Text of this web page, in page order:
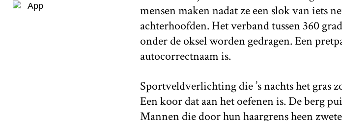
mensen maken nadat ze een slok van iets
achterhoofden. Het verband tussen 360
onder de oksel worden gedragen. Een
autocorrectnaam is.
Sportveldverlichting die ’s nachts het gras
Een koor dat aan het oefenen is. De berg
Mannen die door hun haargrens heen
App